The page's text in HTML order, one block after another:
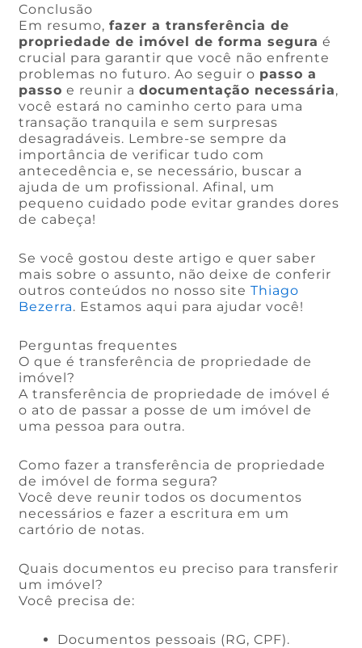
Conclusão
Em resumo,fazer a transferência de
propriedade de imóvel de forma segura é
crucial para garantir que você não enfrente
problemas no futuro. Ao seguir o passo a
passo e reunir adocumentação necessária,
você estará no caminho certo para uma
transação tranquila e sem surpresas
desagradáveis. Lembre-se sempre da
importância de verificar tudo com
antecedência e, se necessário, buscar a
ajuda de um profissional. Afinal, um
pequeno cuidado pode evitar grandes dores
de cabeça!
Se você gostou deste artigo e quer saber
mais sobre o assunto, não deixe de conferir
outros conteúdos no nosso siteThiago
Bezerra. Estamos aqui para ajudar você!
Perguntas frequentes
O que é transferência de propriedade de
imóvel?
A transferência de propriedade de imóvel é
o ato de passar a posse de um imóvel de
uma pessoa para outra.
Como fazer a transferência de propriedade
de imóvel de forma segura?
Você deve reunir todos os documentos
necessários e fazer a escritura em um
cartório de notas.
Quais documentos eu preciso para transferir
um imóvel?
Você precisa de:
Documentos pessoais (RG, CPF).